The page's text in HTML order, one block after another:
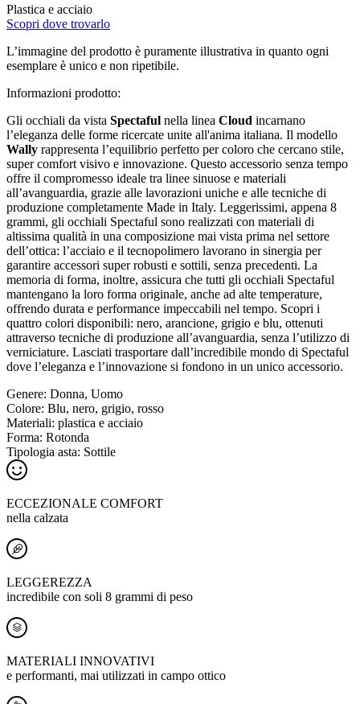
Plastica e acciaio
Scopri dove trovarlo
L’immagine del prodotto è puramente illustrativa in quanto ogni
esemplare è unico e non ripetibile.
Informazioni prodotto:
Gli occhiali da vista Spectaful nella linea Cloud incarnano
l’eleganza delle forme ricercate unite all'anima italiana. Il modello
Wally rappresenta l’equilibrio perfetto per coloro che cercano stile,
super comfort visivo e innovazione. Questo accessorio senza tempo
offre il compromesso ideale tra linee sinuose e materiali
all’avanguardia, grazie alle lavorazioni uniche e alle tecniche di
produzione completamente Made in Italy. Leggerissimi, appena 8
grammi, gli occhiali Spectaful sono realizzati con materiali di
altissima qualità in una composizione mai vista prima nel settore
dell’ottica: l’acciaio e il tecnopolimero lavorano in sinergia per
garantire accessori super robusti e sottili, senza precedenti. La
memoria di forma, inoltre, assicura che tutti gli occhiali Spectaful
mantengano la loro forma originale, anche ad alte temperature,
offrendo durata e performance impeccabili nel tempo. Scopri i
quattro colori disponibili: nero, arancione, grigio e blu, ottenuti
attraverso tecniche di produzione all’avanguardia, senza l’utilizzo di
verniciature. Lasciati trasportare dall’incredibile mondo di Spectaful
dove l’eleganza e l’innovazione si fondono in un unico accessorio.
Genere: Donna, Uomo
Colore: Blu, nero, grigio, rosso
Materiali: plastica e acciaio
Forma: Rotonda
Tipologia asta: Sottile
ECCEZIONALE COMFORT
nella calzata
LEGGEREZZA
incredibile con soli 8 grammi di peso
MATERIALI INNOVATIVI
e performanti, mai utilizzati in campo ottico